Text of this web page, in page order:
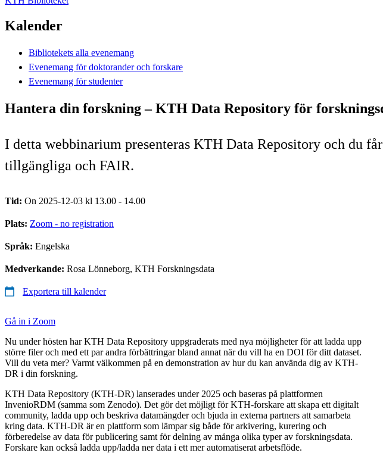
Kalender
Bibliotekets alla evenemang
Evenemang för doktorander och forskare
Evenemang för studenter
Hantera din forskning – KTH Data Repository för
I detta webbinarium presenteras KTH Data Repository och du
tillgängliga och FAIR.
Tid: On 2025-12-03 kl 13.00 - 14.00
Plats: Zoom - no registration
Språk: Engelska
Medverkande: Rosa Lönneborg, KTH Forskningsdata
Exportera till kalender
Gå in i Zoom
Nu under hösten har KTH Data Repository uppgraderats med nya möjligheter för att ladda upp
större filer och med ett par andra förbättringar bland annat när du vill ha en DOI för ditt dataset.
Vill du veta mer? Varmt välkommen på en demonstration av hur du kan använda dig av KTH-
DR i din forskning.
KTH Data Repository (KTH-DR) lanserades under 2025 och baseras på plattformen
InvenioRDM (samma som Zenodo). Det gör det möjligt för KTH-forskare att skapa ett digitalt
community, ladda upp och beskriva datamängder och bjuda in externa partners att samarbeta
kring data. KTH-DR är en plattform som lämpar sig både för arkivering, kurering och
förberedelse av data för publicering samt för delning av många olika typer av forskningsdata.
Forskare kan också ladda upp/ladda ner data i ett mer automatiserat arbetsflöde.